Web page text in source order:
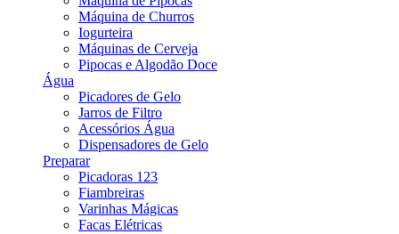
Máquina de Churros
Iogurteira
Máquinas de Cerveja
Pipocas e Algodão Doce
Água
Picadores de Gelo
Jarros de Filtro
Acessórios Água
Dispensadores de Gelo
Preparar
Picadoras 123
Fiambreiras
Varinhas Mágicas
Facas Elétricas